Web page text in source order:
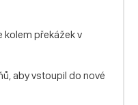
kolem překážek v
aby vstoupil do nové